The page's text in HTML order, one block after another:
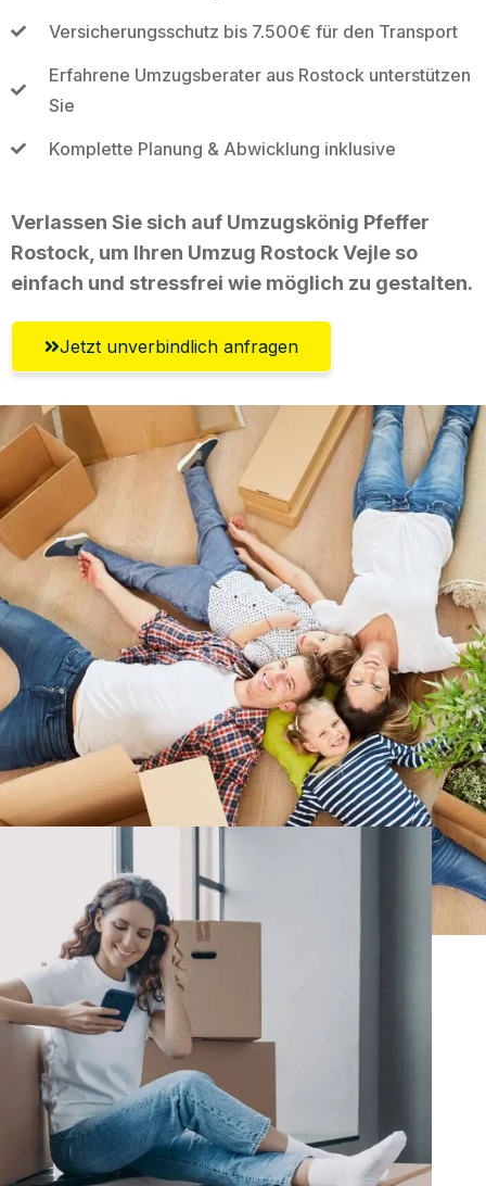
Versicherungsschutz bis 7.500€ für den Transport
Erfahrene Umzugsberater aus Rostock unterstützen
Sie
Komplette Planung & Abwicklung inklusive
Verlassen Sie sich auf Umzugskönig Pfeffer
Rostock, um Ihren Umzug Rostock Vejle so
einfach und stressfrei wie möglich zu gestalten.
Jetzt unverbindlich anfragen